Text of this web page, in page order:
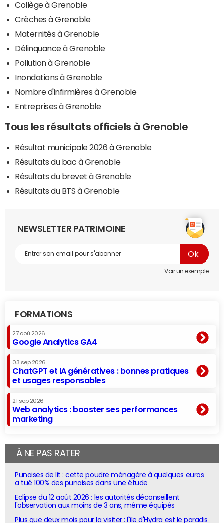
Collège à Grenoble
Crèches à Grenoble
Maternités à Grenoble
Délinquance à Grenoble
Pollution à Grenoble
Inondations à Grenoble
Nombre d'infirmières à Grenoble
Entreprises à Grenoble
Tous les résultats officiels à Grenoble
Résultat municipale 2026 à Grenoble
Résultats du bac à Grenoble
Résultats du brevet à Grenoble
Résultats du BTS à Grenoble
NEWSLETTER PATRIMOINE
Voir un exemple
FORMATIONS
27 aoû 2026
Google Analytics GA4
03 sep 2026
ChatGPT et IA génératives : bonnes pratiques
et usages responsables
21 sep 2026
Web analytics : booster ses performances
marketing
À NE PAS RATER
Punaises de lit : cette poudre ménagère à quelques euros
a tué 100% des punaises dans une étude
Eclipse du 12 août 2026 : les autorités déconseillent
l'observation aux moins de 3 ans, même équipés
Plus que deux mois pour la visiter : l'île d'Hydra est le paradis